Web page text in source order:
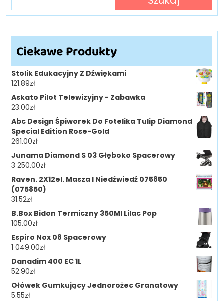
Ciekawe Produkty
Stolik Edukacyjny Z Dźwiękami
121.89zł
Askato Pilot Telewizyjny - Zabawka
23.00zł
Abc Design Śpiworek Do Fotelika Tulip Diamond
Special Edition Rose-Gold
261.00zł
Junama Diamond S 03 Głęboko Spacerowy
3 250.00zł
Raven. 2X12el. Masza I Niedźwiedź 075850
(075850)
31.52zł
B.Box Bidon Termiczny 350Ml Lilac Pop
105.00zł
Espiro Nox 08 Spacerowy
1 049.00zł
Danadim 400 EC 1L
52.90zł
Ołówek Gumkujący Jednorożec Granatowy
5.55zł